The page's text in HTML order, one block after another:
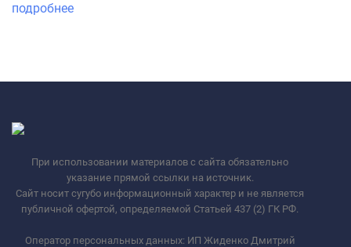
подробнее
При использовании материалов с сайта обязательно
указание прямой ссылки на источник.
Сайт носит сугубо информационный характер и не является
публичной офертой, определяемой Статьей 437 (2) ГК РФ.
Оператор персональных данных: ИП Жиденко Дмитрий